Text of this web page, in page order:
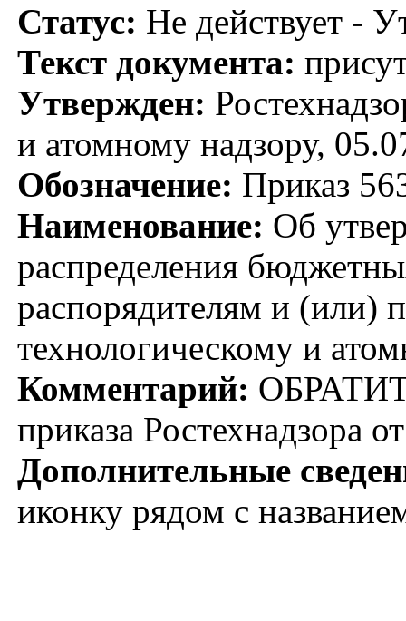
Статус: Не действует -
Текст документа:
Утвержден:
и атомному надзору,
Обозначение: Приказ
Наименование: Об
распределения
распорядителям и (или)
технологическому и
Комментарий:
приказа Ростехнадзора
Дополнительные
иконку рядом с